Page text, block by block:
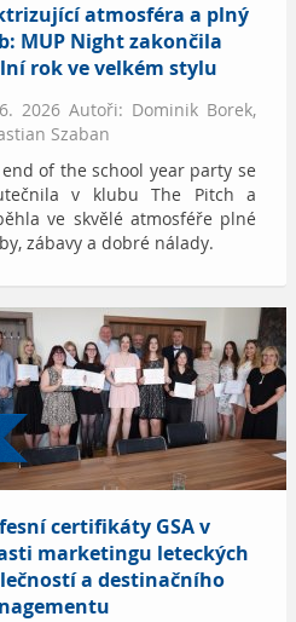
atmosféra a plný
MUP Night zakončila
rok ve velkém stylu
2026 Autoři: Dominik Borek,
Szaban
of the school year party se
v klubu The Pitch a
ve skvělé atmosféře plné
zábavy a dobré nálady.
certifikáty GSA v
marketingu leteckých
a destinačního